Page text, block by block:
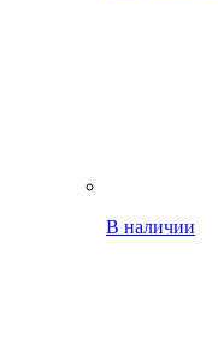
В наличии